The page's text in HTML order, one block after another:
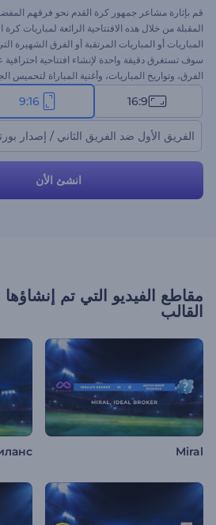
قم بإثارة مشاعر جمهور كرة القدم نحو فرقهم
المقبلة من خلال هذه الافتتاحية الرائعة لمباريات
المباريات أو المباريات المرتقبة أو الفرق الشهيرة
سوف تستغرق دقيقة واحدة لإنشاء افتتاحية
الفرق، وتواريخ المباريات، وأغنية المباراة
جرب الآن!
16:9
9:16
الفريق الأول ضد الفريق الثاني / إصدار
انشئ الأن
مقاطع الفيديو التي تم إنشاؤها
القالب
Miral